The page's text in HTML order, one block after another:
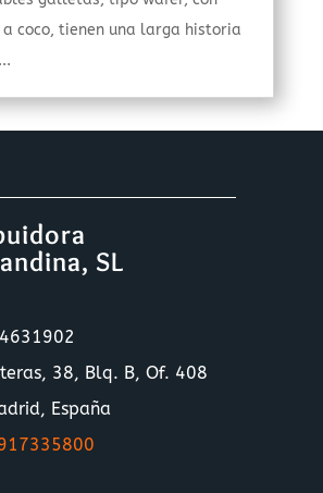
coco, tienen una larga historia
SL
38, Blq. B, Of. 408
España